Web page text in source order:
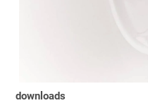
downloads